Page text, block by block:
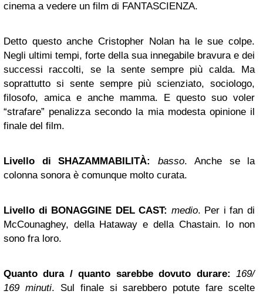
cinema a vedere un film di FANTASCIENZA.
Detto questo anche Cristopher Nolan ha le sue colpe.
Negli ultimi tempi, forte della sua innegabile bravura e dei
successi raccolti, se la sente sempre più calda. Ma
soprattutto si sente sempre più scienziato, sociologo,
filosofo, amica e anche mamma. E questo suo voler
“strafare” penalizza secondo la mia modesta opinione il
finale del film.
Livello di SHAZAMMABILITÀ: basso. Anche se la
colonna sonora è comunque molto curata.
Livello di BONAGGINE DEL CAST: medio. Per i fan di
McCounaghey, della Hataway e della Chastain. Io non
sono fra loro.
Quanto dura / quanto sarebbe dovuto durare: 169/
169 minuti. Sul finale si sarebbero potute fare scelte